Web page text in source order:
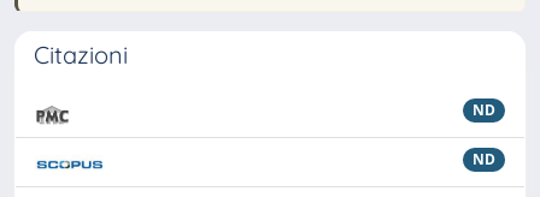
Citazioni
ND
ND